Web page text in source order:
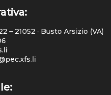
– 21052 · Busto Arsizio (VA)